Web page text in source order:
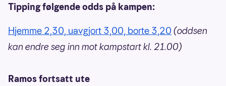
Tipping følgende odds på kampen:
Hjemme 2,30, uavgjort 3,00, borte 3,20 (oddsen
kan endre seg inn mot kampstart kl. 21.00)
Ramos fortsatt ute